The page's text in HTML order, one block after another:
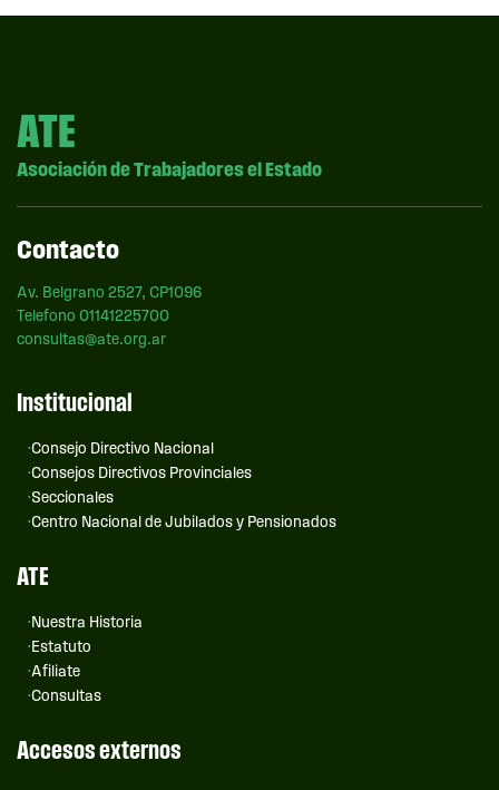
ATE
Asociación de Trabajadores el Estado
Contacto
Av. Belgrano 2527, CP1096
Telefono 01141225700
consultas@ate.org.ar
Institucional
Consejo Directivo Nacional
Consejos Directivos Provinciales
Seccionales
Centro Nacional de Jubilados y Pensionados
ATE
Nuestra Historia
Estatuto
Afiliate
Consultas
Accesos externos